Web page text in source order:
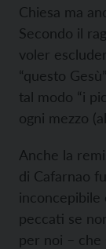
Chiesa ma
Secondo il
voler
“questo
tal modo “i
ogni mezzo
Anche la
di Cafarnao
inconcepibile
peccati se
per noi – che